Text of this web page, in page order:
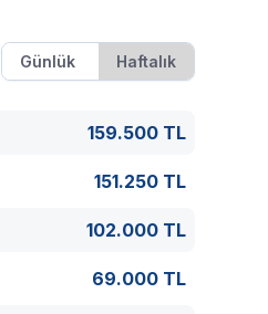
ocak, fırın, tabak,
Günlük Haftalık
159.500 TL
151.250 TL
102.000 TL
69.000 TL